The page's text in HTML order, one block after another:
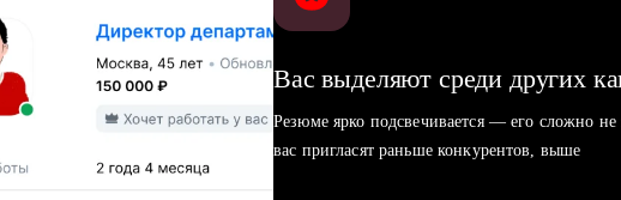
Вас выделяют среди других
Резюме ярко подсвечивается — его сложно не
вас пригласят раньше конкурентов, выше